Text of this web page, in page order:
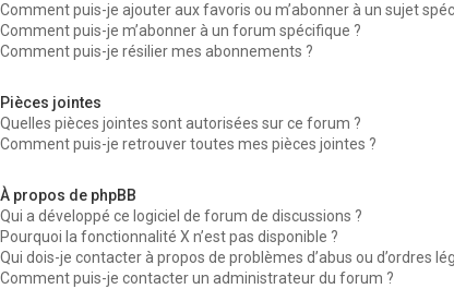
Comment puis-je ajouter aux favoris ou m’abonner à un sujet
Comment puis-je m’abonner à un forum spécifique ?
Comment puis-je résilier mes abonnements ?
Pièces jointes
Quelles pièces jointes sont autorisées sur ce forum ?
Comment puis-je retrouver toutes mes pièces jointes ?
À propos de phpBB
Qui a développé ce logiciel de forum de discussions ?
Pourquoi la fonctionnalité X n’est pas disponible ?
Qui dois-je contacter à propos de problèmes d’abus ou d’ordres
Comment puis-je contacter un administrateur du forum ?